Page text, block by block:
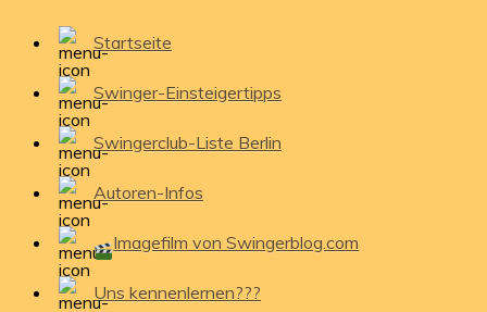
Startseite
Swinger-Einsteigertipps
Swingerclub-Liste Berlin
Autoren-Infos
Imagefilm von Swingerblog.com
Uns kennenlernen???